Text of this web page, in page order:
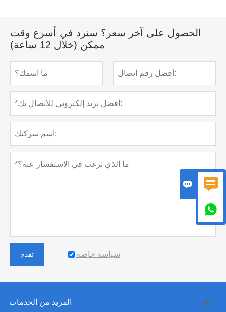
الحصول على آخر سعر؟ سنرد في أسرع وقت
ممكن (خلال 12 ساعة)
تقدم سياسة خاصة
المزيد من الخدمات
 
